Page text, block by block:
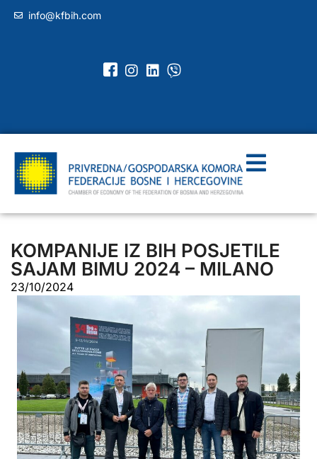
info@kfbih.com
KOMPANIJE IZ BIH POSJETILE
SAJAM BIMU 2024 – MILANO
23/10/2024